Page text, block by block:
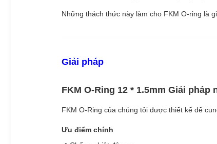
Những thách thức này làm cho FKM O-ring là
Giải pháp
FKM O-Ring 12 * 1.5mm Giải pháp
FKM O-Ring của chúng tôi được thiết kế để
Ưu điểm chính